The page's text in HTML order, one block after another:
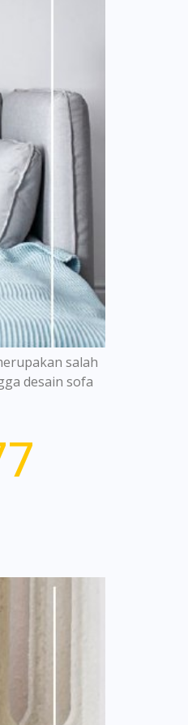
salah
desain sofa